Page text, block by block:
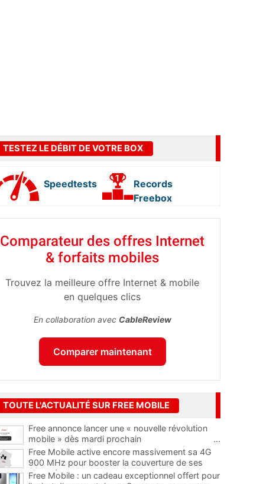
TESTEZ LE DÉBIT DE VOTRE BOX
Speedtests
Records
Freebox
Comparateur des offres Internet
& forfaits mobiles
Trouvez la meilleure offre Internet & mobile
en quelques clics
En collaboration avec CableReview
Comparer maintenant
TOUTE L'ACTUALITÉ SUR FREE MOBILE
Free annonce lancer une « nouvelle révolution
mobile » dès mardi prochain
...
Free Mobile active encore massivement sa 4G
900 MHz pour booster la couverture de ses
abonnés
...
Free Mobile : un cadeau exceptionnel offert pour